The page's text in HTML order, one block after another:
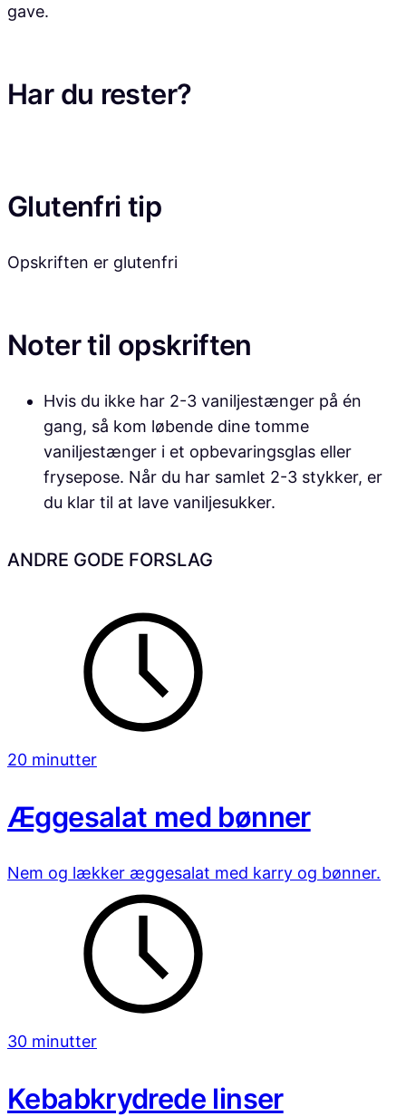
gave.
Har du rester?
Glutenfri tip
Opskriften er glutenfri
Noter til opskriften
Hvis du ikke har 2-3 vaniljestænger på én
gang, så kom løbende dine tomme
vaniljestænger i et opbevaringsglas eller
frysepose. Når du har samlet 2-3 stykker, er
du klar til at lave vaniljesukker.
ANDRE GODE FORSLAG
20 minutter
Æggesalat med bønner
Nem og lækker æggesalat med karry og bønner.
30 minutter
Kebabkrydrede linser